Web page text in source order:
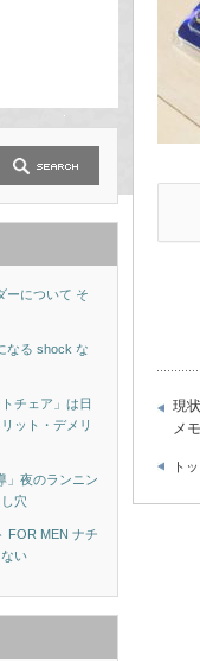
現
メ
ト
ーについて そ
なる shock な
チェア」は日
ット・デメリ
」夜のランニン
穴
FOR MEN ナチ
い